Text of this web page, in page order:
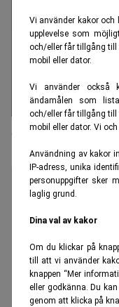
Vi använder kakor och
upplevelse som
och/eller får tillgång till
mobil eller dator.
Vi använder också
ändamålen som
och/eller får tillgång till
mobil eller dator. Vi och
Användning av kakor
IP-adress, unika
personuppgifter sker
laglig grund.
Dina val av kakor
Om du klickar på
till att vi använder
knappen “Mer
eller godkänna. Du
genom att klicka på
Comeback